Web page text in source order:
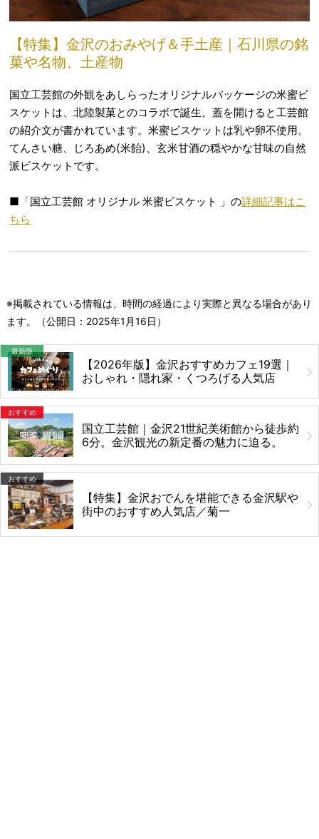
【特集】金沢のおみやげ＆手土産｜石川県の銘
菓や名物、土産物
国立工芸館の外観をあしらったオリジナルパッケージの米蜜ビ
スケットは、北陸製菓とのコラボで誕生。蓋を開けると工芸館
の紹介文が書かれています。米蜜ビスケットは乳や卵不使用。
てんさい糖、じろあめ(米飴)、玄米甘酒の穏やかな甘味の自然
派ビスケットです。
■「国立工芸館 オリジナル 米蜜ビスケット 」の詳細記事はこ
ちら
※掲載されている情報は、時間の経過により実際と異なる場合があり
ます。（公開日： 2025年1月16日 ）
最新版
【2026年版】金沢おすすめカフェ19選｜
おしゃれ・隠れ家・くつろげる人気店
おすすめ
国立工芸館｜金沢21世紀美術館から徒歩約
6分。金沢観光の新定番の魅力に迫る。
おすすめ
【特集】金沢おでんを堪能できる金沢駅や
街中のおすすめ人気店／菊一